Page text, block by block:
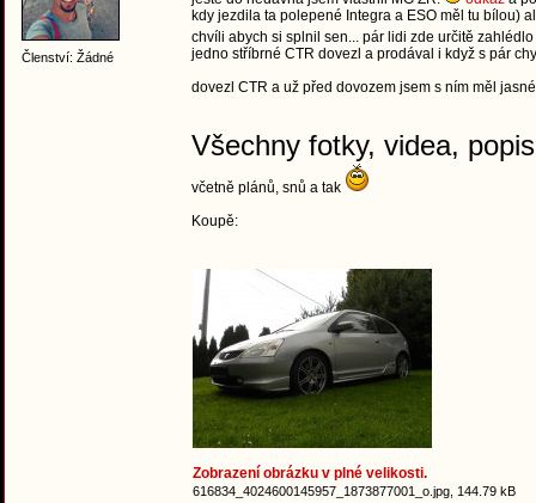
Členství: Žádné
kdy jezdila ta polepené Integra a ESO měl tu bílou)
chvíli abych si splnil sen... pár lidi zde určitě
jedno stříbrné CTR dovezl a prodával i když s pár
dovezl CTR a už před dovozem jsem s ním měl
Všechny fotky, videa,
včetně plánů, snů a tak
Koupě:
Zobrazení obrázku v plné velikosti.
616834_4024600145957_1873877001_o.jpg, 144.79 kB